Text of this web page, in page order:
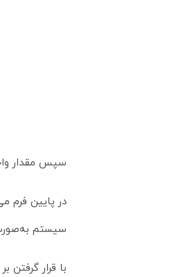
سپس مقدار
در پایین فرم
سیستم
با قرار